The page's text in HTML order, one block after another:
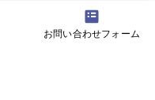
お問い合わせフォーム